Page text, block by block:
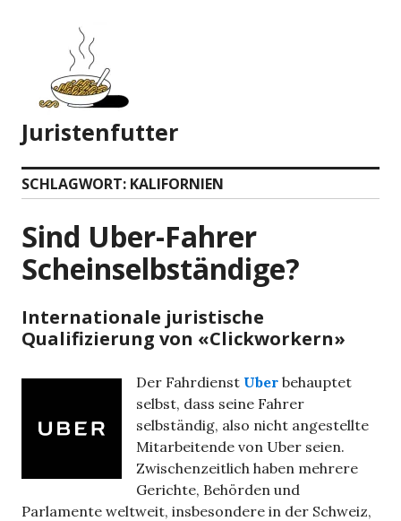
springen
Juristenfutter
SCHLAGWORT: KALIFORNIEN
Sind Uber-Fahrer
Scheinselbständige?
Internationale juristische
Qualifizierung von «Clickworkern»
Der Fahrdienst Uber behauptet
selbst, dass seine Fahrer
selbständig, also nicht angestellte
Mitarbeitende von Uber seien.
Zwischenzeitlich haben mehrere
Gerichte, Behörden und
Parlamente weltweit, insbesondere in der Schweiz,